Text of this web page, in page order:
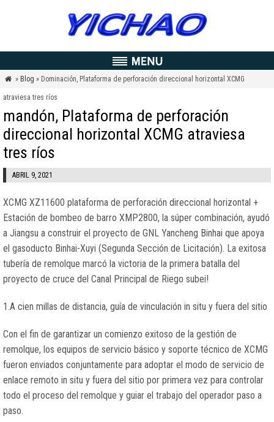
 » Blog » Dominación, Plataforma de perforación direccional horizontal XCMG
atraviesa tres ríos
mandón, Plataforma de perforación
direccional horizontal XCMG atraviesa
tres ríos
ABRIL 9, 2021
XCMG XZ11600 plataforma de perforación direccional horizontal +
Estación de bombeo de barro XMP2800, la súper combinación, ayudó
a Jiangsu a construir el proyecto de GNL Yancheng Binhai que apoya
el gasoducto Binhai-Xuyi (Segunda Sección de Licitación). La exitosa
tubería de remolque marcó la victoria de la primera batalla del
proyecto de cruce del Canal Principal de Riego subei!
1.A cien millas de distancia, guía de vinculación in situ y fuera del sitio
Con el fin de garantizar un comienzo exitoso de la gestión de
remolque, los equipos de servicio básico y soporte técnico de XCMG
fueron enviados conjuntamente para adoptar el modo de servicio de
enlace remoto in situ y fuera del sitio por primera vez para controlar
todo el proceso del remolque y guiar el trabajo del operador paso a
paso.